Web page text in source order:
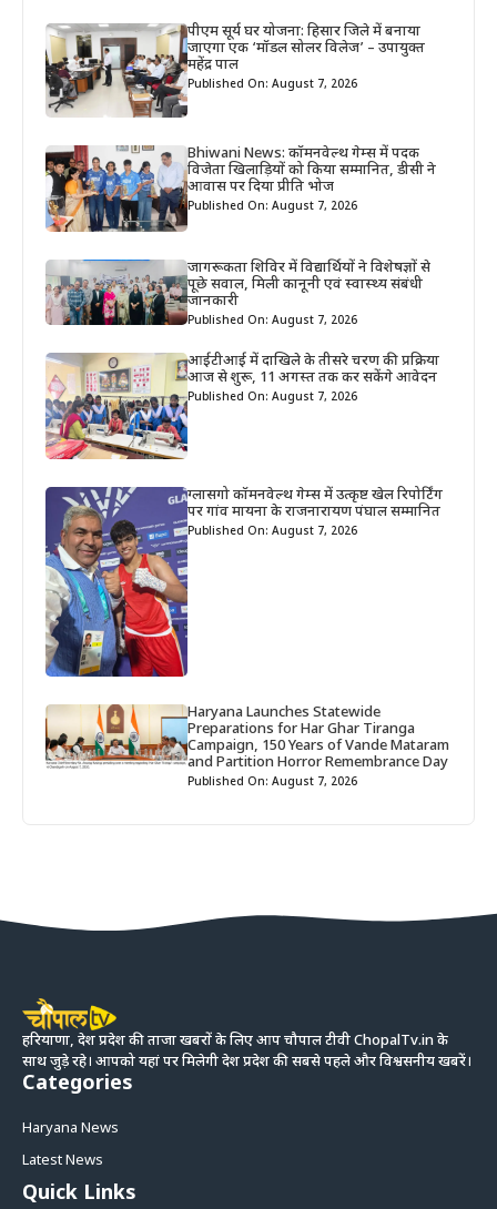
पीएम सूर्य घर योजना: हिसार जिले में बनाया
जाएगा एक ‘मॉडल सोलर विलेज’ – उपायुक्त
महेंद्र पाल
Published On: August 7, 2026
Bhiwani News: कॉमनवेल्थ गेम्स में पदक
विजेता खिलाड़ियों को किया सम्मानित, डीसी ने
आवास पर दिया प्रीति भोज
Published On: August 7, 2026
जागरूकता शिविर में विद्यार्थियों ने विशेषज्ञों से
पूछे सवाल, मिली कानूनी एवं स्वास्थ्य संबंधी
जानकारी
Published On: August 7, 2026
आईटीआई में दाखिले के तीसरे चरण की प्रक्रिया
आज से शुरू, 11 अगस्त तक कर सकेंगे आवेदन
Published On: August 7, 2026
ग्लासगो कॉमनवेल्थ गेम्स में उत्कृष्ट खेल रिपोर्टिंग
पर गांव मायना के राजनारायण पंघाल सम्मानित
Published On: August 7, 2026
Haryana Launches Statewide
Preparations for Har Ghar Tiranga
Campaign, 150 Years of Vande Mataram
and Partition Horror Remembrance Day
Published On: August 7, 2026
हरियाणा, देश प्रदेश की ताजा खबरों के लिए आप चौपाल टीवी ChopalTv.in के
साथ जुड़े रहे। आपको यहां पर मिलेगी देश प्रदेश की सबसे पहले और विश्वसनीय खबरें।
Categories
Haryana News
Latest News
Quick Links